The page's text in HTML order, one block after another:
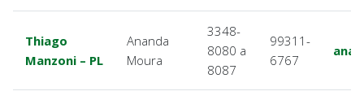
Thiago
Manzoni – PL
Ananda
Moura
3348-
8080 a
8087
99311-
6767